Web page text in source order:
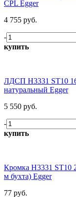
CPL Egger
4 755 руб.
-
купить
ЛДСП H3331 ST10
натуральный Egger
5 550 руб.
-
купить
Кромка H3331 ST10
м бухта) Egger
77 руб.